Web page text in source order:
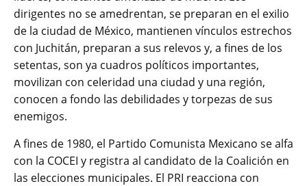
dirigentes no se amedrentan, se preparan en el exilio
de la ciudad de México, mantienen vínculos estrechos
con Juchitán, preparan a sus relevos y, a fines de los
setentas, son ya cuadros políticos importantes,
movilizan con celeridad una ciudad y una región,
conocen a fondo las debilidades y torpezas de sus
enemigos.
A fines de 1980, el Partido Comunista Mexicano se alfa
con la COCEI y registra al candidato de la Coalición en
las elecciones municipales. El PRI reacciona con